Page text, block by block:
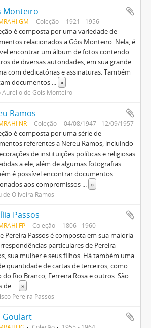
Monteiro
GM Coleção 1921 - 1956
é composta por uma variedade de
relacionados a Góis Monteiro. Nela, é
encontrar um álbum de fotos contendo
de diversas autoridades, em sua grande
com dedicatórias e assinaturas. Também
documentos ... »
Aurélio de Góis Monteiro
Ramos
NR Coleção 04/08/1947 - 12/09/1957
é composta por uma série de
referentes a Nereu Ramos, incluindo
de instituições políticas e religiosas
a ele, além de algumas fotografias.
é possível encontrar documentos
aos compromissos ... »
de Oliveira Ramos
Passos
FP Coleção 1806 - 1960
Pereira Passos é composta em sua maioria
particulares de Pereira
sua mulher e seus filhos. Há também uma
quantidade de cartas de terceiros, como
do Rio Branco, Ferreira Rosa e outros. São
de ... »
Pereira Passos
Goulart